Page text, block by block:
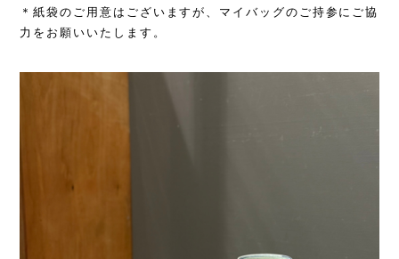
＊紙袋のご用意はございますが、マイバッグのご持参にご協
力をお願いいたします。